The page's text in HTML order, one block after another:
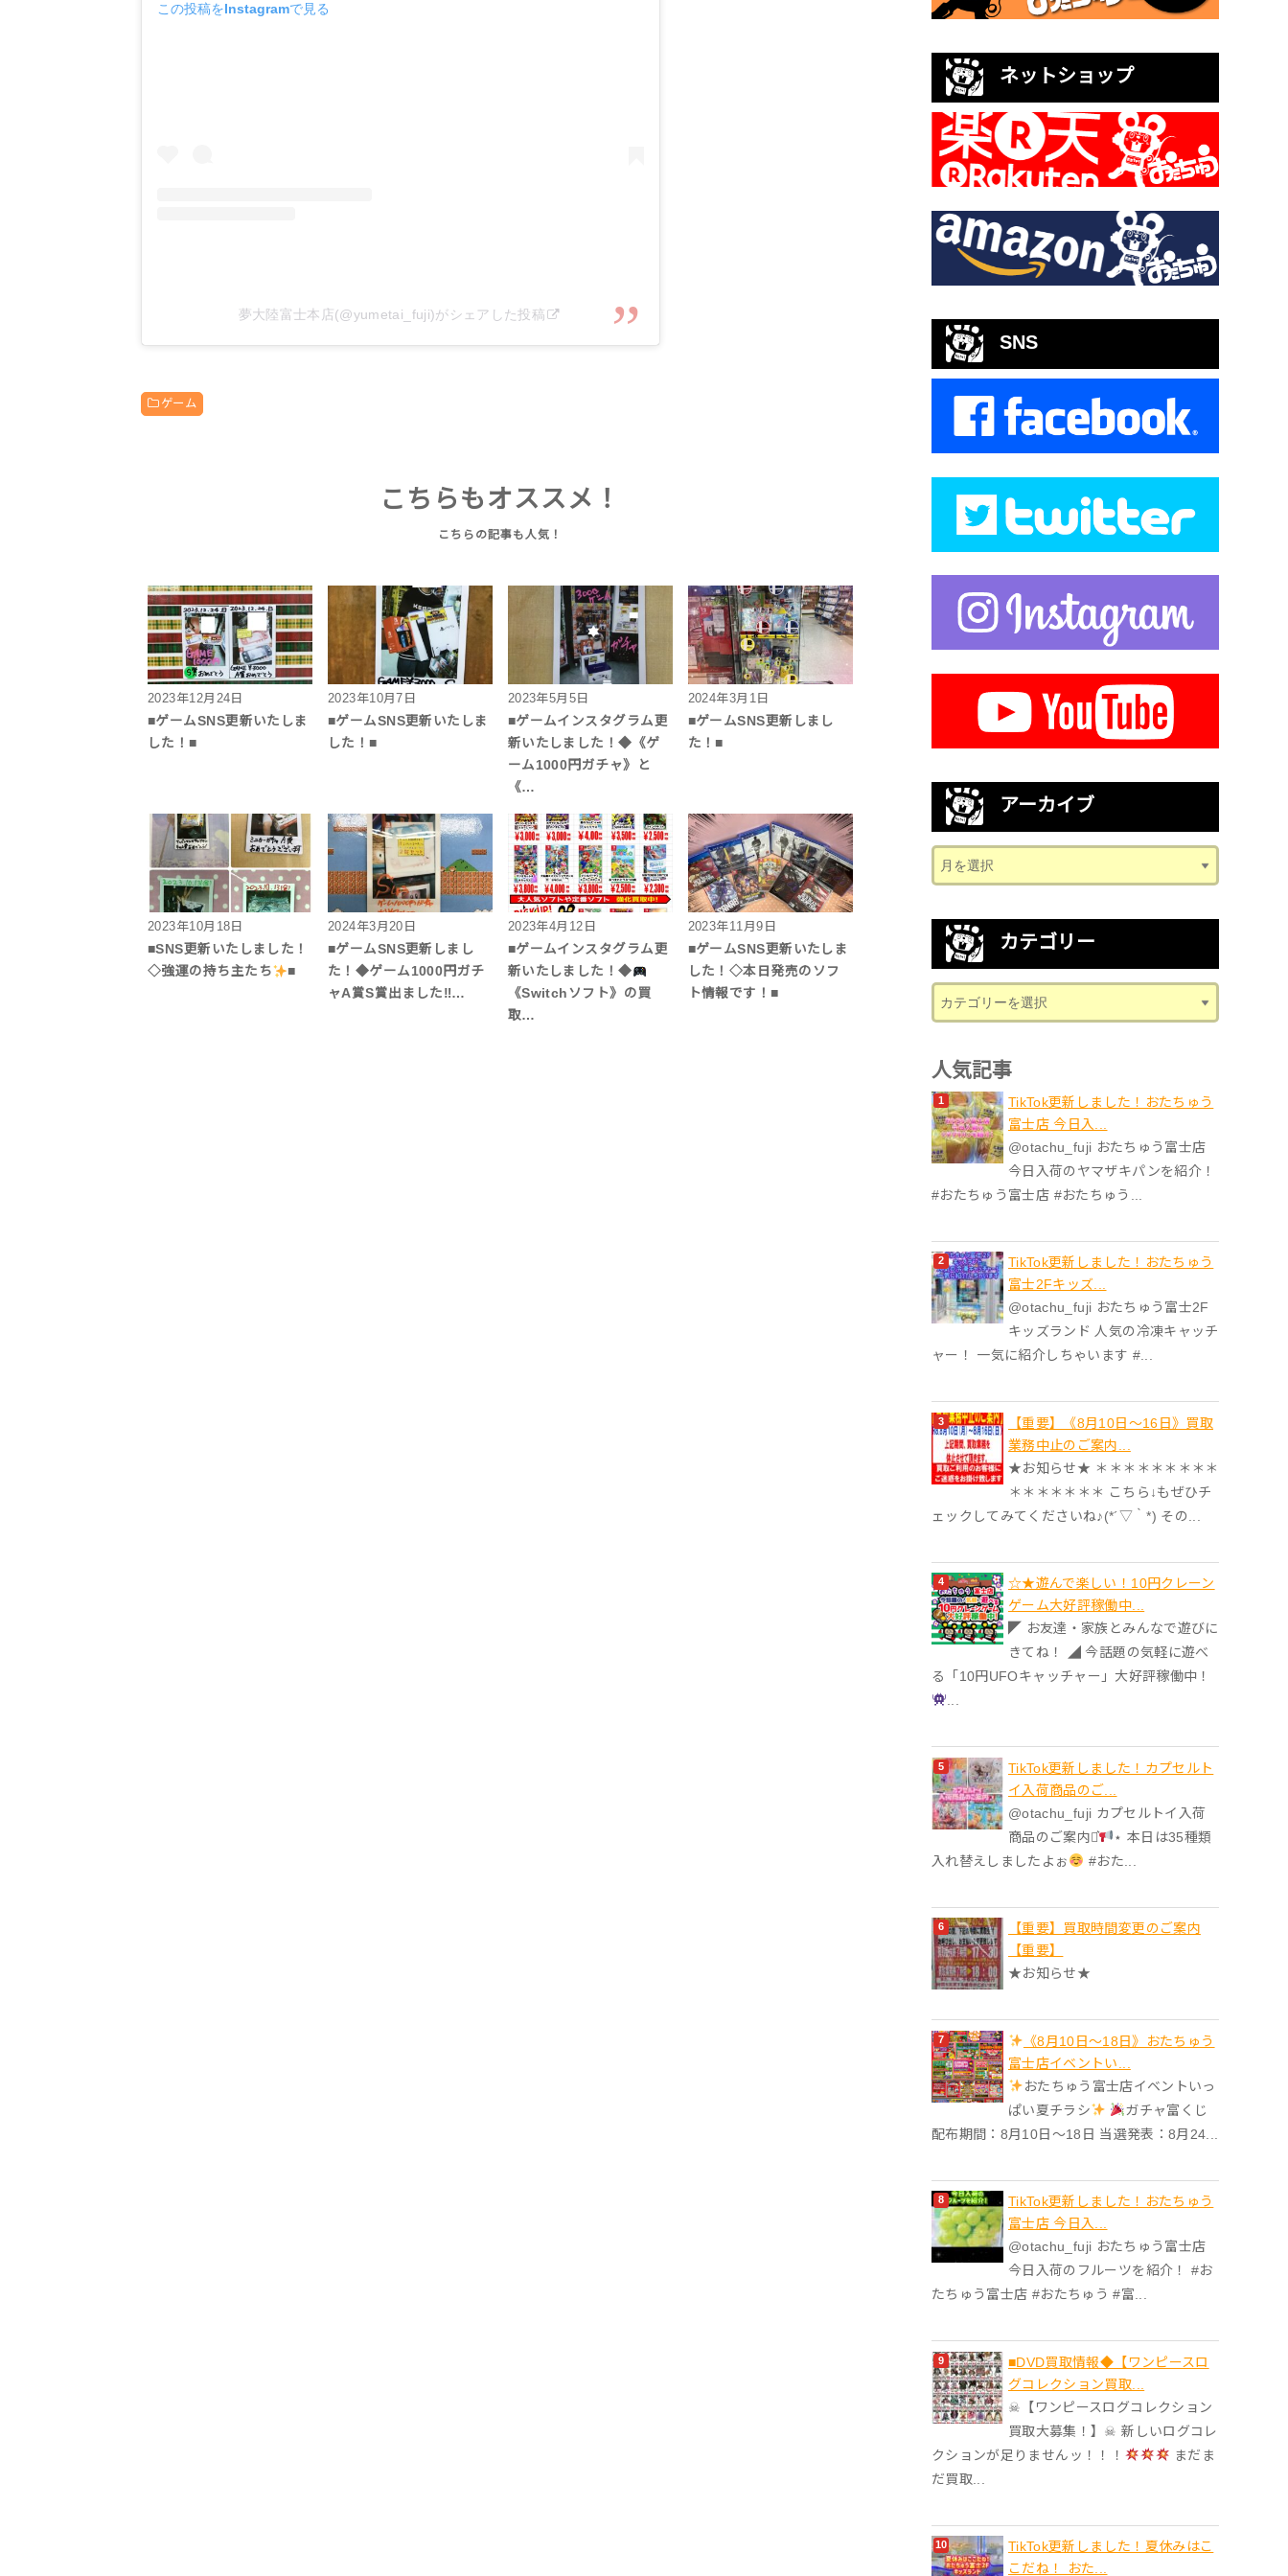
この投稿をInstagramで見る
夢大陸富士本店(@yumetai_fuji)がシェアした投稿
ゲーム
こちらもオススメ！
2023年12月24日
■ゲームSNS更新いたしま
した！■
2023年10月7日
■ゲームSNS更新いたしま
した！■
2023年5月5日
■ゲームインスタグラム更
新いたしました！◆《ゲ
ーム1000円ガチャ》と
《…
2024年3月1日
■ゲームSNS更新しまし
た！■
2023年10月18日
■SNS更新いたしました！
◇強運の持ち主たち
■
2024年3月20日
■ゲームSNS更新しまし
た！◆ゲーム1000円ガチ
ャA賞S賞出ました‼︎…
2023年4月12日
■ゲームインスタグラム更
新いたしました！◆
《Switchソフト》の買
取…
2023年11月9日
■ゲームSNS更新いたしま
した！◇本日発売のソフ
ト情報です！■
ネットショップ
SNS
アーカイブ
カテゴリー
人気記事
TikTok更新しました！おたちゅう
富士店 今日入...
@otachu_fuji おたちゅう富士店
今日入荷のヤマザキパンを紹介！
#おたちゅう富士店 #おたちゅう...
TikTok更新しました！おたちゅう
富士2Fキッズ...
@otachu_fuji おたちゅう富士2F
キッズランド 人気の冷凍キャッチ
ャー！ 一気に紹介しちゃいます #...
【重要】《8月10日～16日》買取
業務中止のご案内...
★お知らせ★ ＊＊＊＊＊＊＊＊＊
＊＊＊＊＊＊＊ こちら↓もぜひチ
ェックしてみてくださいね♪(*´▽｀*) その...
☆★遊んで楽しい！10円クレーン
ゲーム大好評稼働中...
◤ お友達・家族とみんなで遊びに
きてね！ ◢ 今話題の気軽に遊べ
る「10円UFOキャッチャー」大好評稼働中！
TikTok更新しました！カプセルト
イ入荷商品のご...
@otachu_fuji カプセルトイ入荷
商品のご案内⋆͛
⋆ 本日は35種類
入れ替えしましたよぉ
#おた...
【重要】買取時間変更のご案内
【重要】
★お知らせ★
《8月10日～18日》おたちゅう
富士店イベントい...
おたちゅう富士店イベントいっ
ぱい夏チラシ
ガチャ富くじ
配布期間：8月10日～18日 当選発表：8月24...
TikTok更新しました！おたちゅう
富士店 今日入...
@otachu_fuji おたちゅう富士店
今日入荷のフルーツを紹介！ #お
たちゅう富士店 #おたちゅう #富...
■DVD買取情報◆【ワンピースロ
グコレクション買取...
☠【ワンピースログコレクション
買取大募集！】☠ 新しいログコレ
クションが足りませんッ！！！
まだま
だ買取...
TikTok更新しました！夏休みはこ
こだね！ おた...